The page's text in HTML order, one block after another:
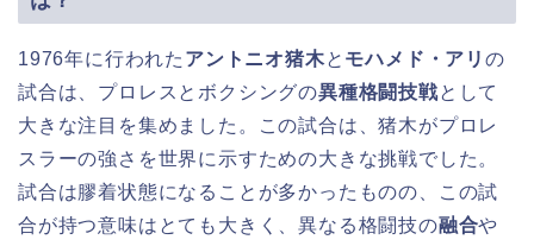
1976年に行われた アントニオ猪木と モハメド・アリの
試合は、プロレスとボクシングの異種格闘技戦として
大きな注目を集めました。この試合は、猪木がプロレ
スラーの強さを世界に示すための大きな挑戦でした。
試合は膠着状態になることが多かったものの、この試
合が持つ意味はとても大きく、異なる格闘技の融合や